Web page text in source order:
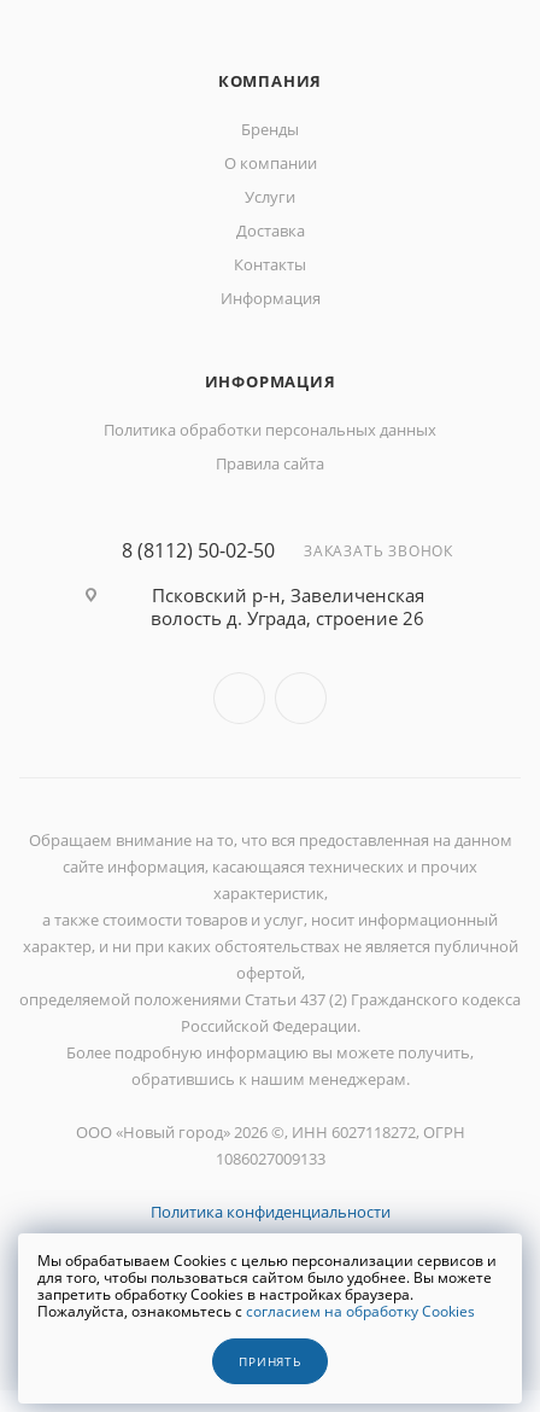
КОМПАНИЯ
Бренды
О компании
Услуги
Доставка
Контакты
Информация
ИНФОРМАЦИЯ
Политика обработки персональных данных
Правила сайта
8 (8112) 50-02-50 ЗАКАЗАТЬ ЗВОНОК
Псковский р-н, Завеличенская
волость д. Уграда, строение 26
Обращаем внимание на то, что вся предоставленная на данном
сайте информация, касающаяся технических и прочих
характеристик,
а также стоимости товаров и услуг, носит информационный
характер, и ни при каких обстоятельствах не является публичной
офертой,
определяемой положениями Статьи 437 (2) Гражданского кодекса
Российской Федерации.
Более подробную информацию вы можете получить,
обратившись к нашим менеджерам.
ООО «Новый город» 2026 ©, ИНН 6027118272, ОГРН
1086027009133
Политика конфиденциальности
Создание сайта WRP
Мы обрабатываем Cookies с целью персонализации сервисов и
для того, чтобы пользоваться сайтом было удобнее. Вы можете
запретить обработку Cookies в настройках браузера.
Пожалуйста, ознакомьтесь ссогласием на обработку Cookies
ПРИНЯТЬ